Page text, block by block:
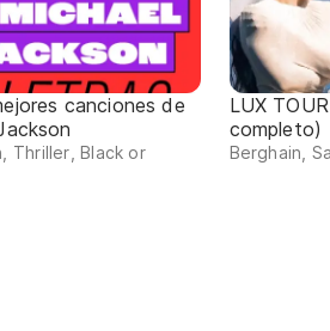
canciones de
Thriller, Black or
LUX
completo)
Berghain,